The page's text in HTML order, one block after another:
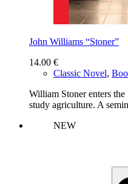
John Williams “Stoner”
14.00 €
Classic Novel,
William Stoner enters
study agriculture. A
NEW